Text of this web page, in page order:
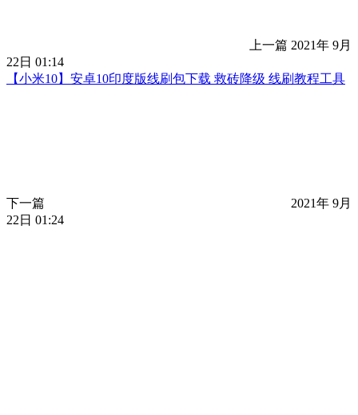
上一篇 2021年 9月
22日 01:14
【小米10】安卓10印度版线刷包下载 救砖降级 线刷教程工具
下一篇
2021年 9月
22日 01:24